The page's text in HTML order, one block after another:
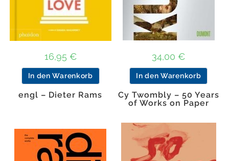
16,95 €
In den Warenkorb
34,00 €
In den Warenkorb
engl – Dieter Rams
Cy Twombly – 50 Years
of Works on Paper